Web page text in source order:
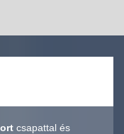
csapattal és